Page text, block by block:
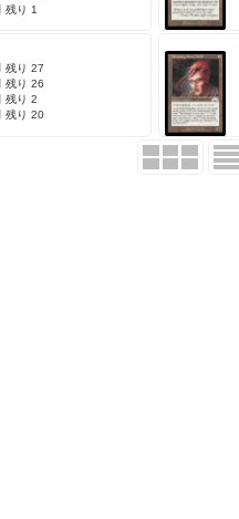
残り 1
残り 27
残り 26
残り 2
残り 20